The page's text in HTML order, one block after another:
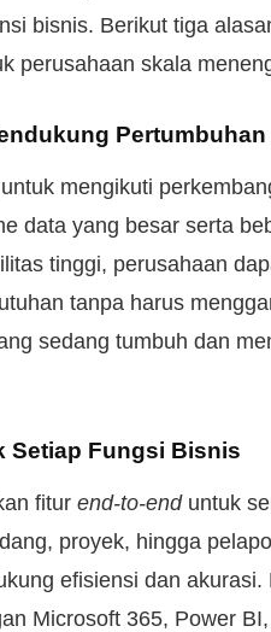
bisnis. Berikut tiga
perusahaan skala
Pertumbuhan
mengikuti
data yang besar serta
tinggi, perusahaan
tanpa harus
sedang tumbuh dan
Setiap Fungsi Bisnis
fiturend-to-enduntuk
proyek, hingga
efisiensi dan
Microsoft 365, Power